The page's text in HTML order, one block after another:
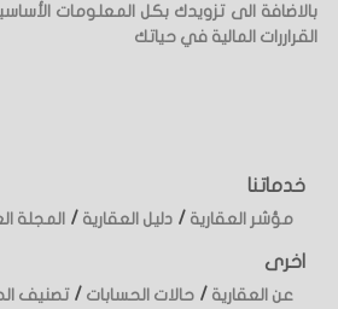
بالاضافة الى تزويدك بكل المعلومات
القراررات المالية في حياتك
خدماتنا
مؤشر العقارية / دليل العقارية / المجلة
اخرى
عن العقارية / حالات الحسابات /تصنيف